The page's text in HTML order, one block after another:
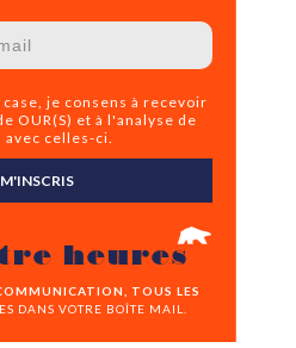
je consens à recevoir
OUR(S) et à l'analyse de
celles-ci.
M'INSCRIS
heures
TOUS LES
DANS VOTRE BOÎTE MAIL.